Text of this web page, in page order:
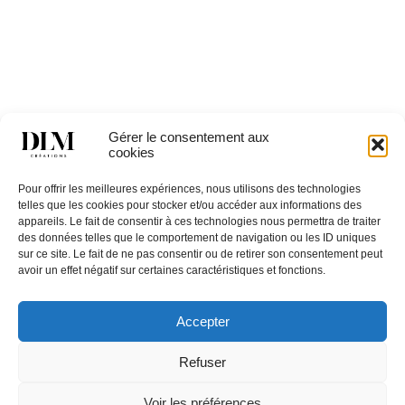
Gérer le consentement aux
cookies
Pour offrir les meilleures expériences, nous utilisons des technologies
telles que les cookies pour stocker et/ou accéder aux informations des
appareils. Le fait de consentir à ces technologies nous permettra de traiter
des données telles que le comportement de navigation ou les ID uniques
sur ce site. Le fait de ne pas consentir ou de retirer son consentement peut
avoir un effet négatif sur certaines caractéristiques et fonctions.
Accepter
Refuser
NORMAN 3TB
Catégories TABLES,Tables basses & consoles
Restons en